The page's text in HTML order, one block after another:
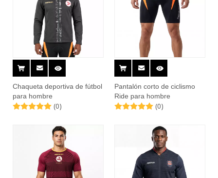
Chaqueta deportiva de fútbol
para hombre
(0)
Pantalón corto de ciclismo
Ride para hombre
(0)